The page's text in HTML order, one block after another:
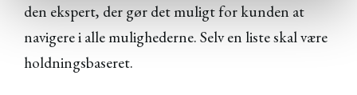
den ekspert, der gør det muligt for kunden at
navigere i alle mulighederne. Selv en liste skal være
holdningsbaseret.